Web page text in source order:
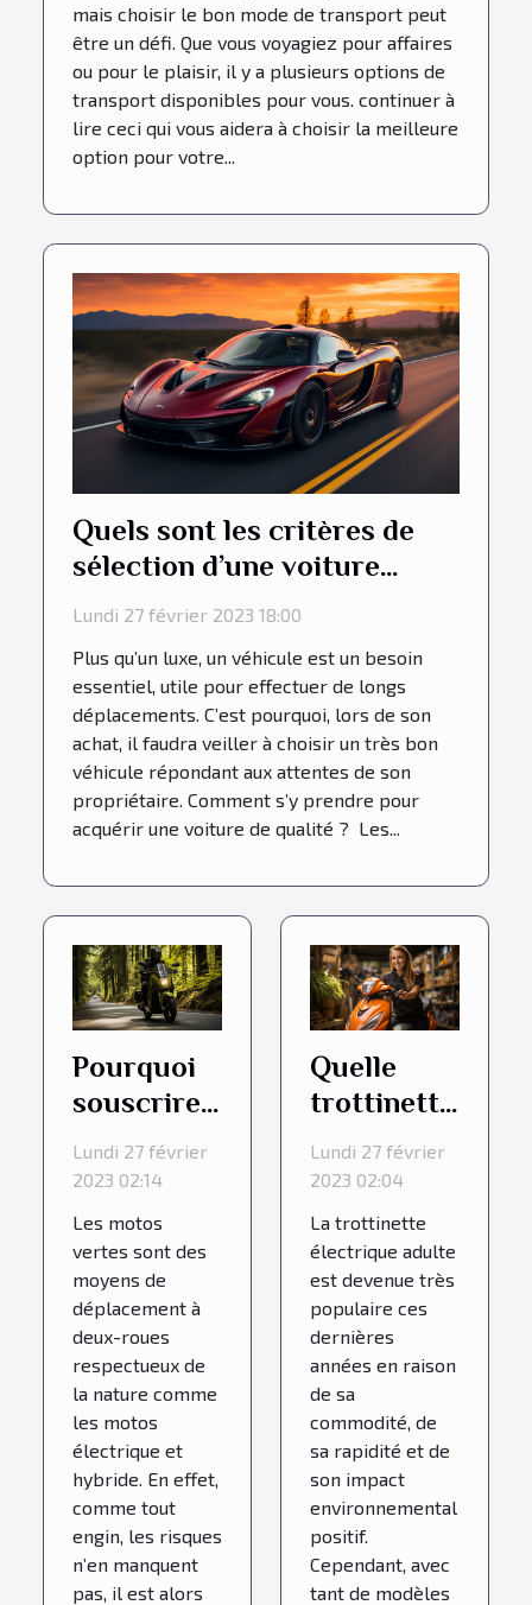
mais choisir le bon mode de transport peut
être un défi. Que vous voyagiez pour affaires
ou pour le plaisir, il y a plusieurs options de
transport disponibles pour vous. continuer à
lire ceci qui vous aidera à choisir la meilleure
option pour votre...
Quels sont les critères de
sélection d’une voiture
performante ?
Lundi 27 février 2023 18:00
Plus qu’un luxe, un véhicule est un besoin
essentiel, utile pour effectuer de longs
déplacements. C’est pourquoi, lors de son
achat, il faudra veiller à choisir un très bon
véhicule répondant aux attentes de son
propriétaire. Comment s’y prendre pour
acquérir une voiture de qualité ? Les...
Pourquoi
souscrire
à une
assurance
moto verte
?
Lundi 27 février
2023 02:14
Les motos
vertes sont des
moyens de
déplacement à
deux-roues
respectueux de
la nature comme
les motos
électrique et
hybride. En effet,
comme tout
engin, les risques
n’en manquent
pas, il est alors
Quelle
trottinette
électrique
adulte
choisir ?
Lundi 27 février
2023 02:04
La trottinette
électrique adulte
est devenue très
populaire ces
dernières
années en raison
de sa
commodité, de
sa rapidité et de
son impact
environnemental
positif.
Cependant, avec
tant de modèles